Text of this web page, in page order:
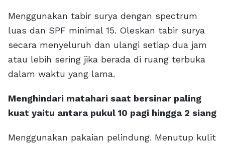
Menggunakan tabir surya dengan spectrum
luas dan SPF minimal 15. Oleskan tabir surya
secara menyeluruh dan ulangi setiap dua jam
atau lebih sering jika berada di ruang terbuka
dalam waktu yang lama.
Menghindari matahari saat bersinar paling
kuat yaitu antara pukul 10 pagi hingga 2 siang
Menggunakan pakaian pelindung. Menutup kulit